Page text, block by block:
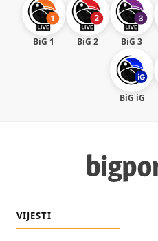
BiG 1 BiG 2 BiG 3
BiG iG
VIJESTI